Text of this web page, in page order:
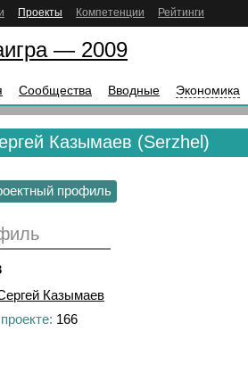
Проекты Компетенции Рейтинги
— 2009
Сообщества Вводные Экономика
Казымаев (Serzhel)
профиль
Казымаев
166